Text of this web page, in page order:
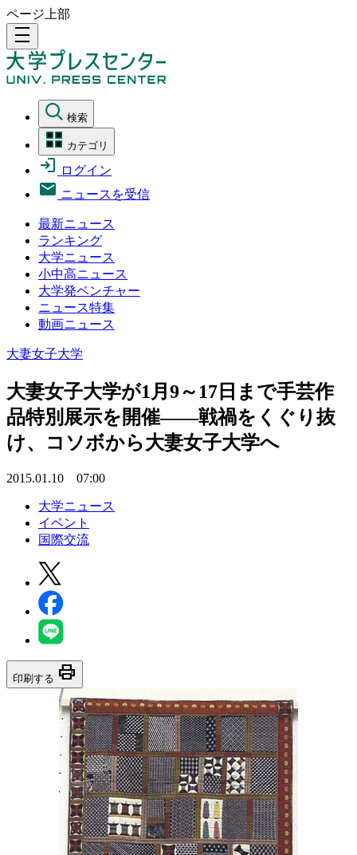
ページ上部
density_medium
検索
カテゴリ
ログイン
ニュースを受信
最新ニュース
ランキング
大学ニュース
小中高ニュース
大学発ベンチャー
ニュース特集
動画ニュース
大妻女子大学
大妻女子大学が1月9～17日まで手芸作
品特別展示を開催――戦禍をくぐり抜
け、コソボから大妻女子大学へ
2015.01.10 07:00
大学ニュース
イベント
国際交流
印刷する print